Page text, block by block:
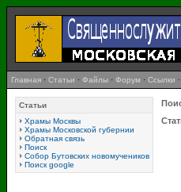
Главная · Статьи · Файлы · Форум · Ссылки ·
Статьи
Храмы Москвы
Храмы Московской губернии
Обратная связь
Поиск
Собор Бутовских новомучеников
Поиск google